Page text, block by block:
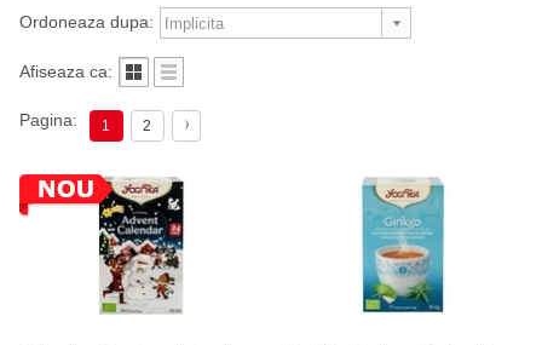
Ordoneaza dupa:
Afiseaza ca:
Pagina: 1 2